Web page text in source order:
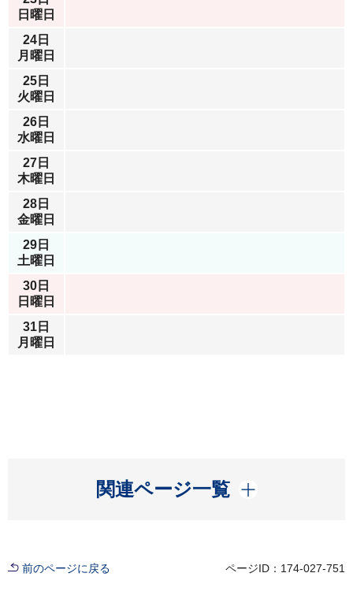
日曜日
24日
月曜日
25日
火曜日
26日
水曜日
27日
木曜日
28日
金曜日
29日
土曜日
30日
日曜日
31日
月曜日
関連ページ一覧
開く
前のページに戻る ページID：174-027-751